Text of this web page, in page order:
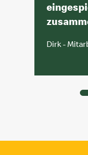
Dirk -